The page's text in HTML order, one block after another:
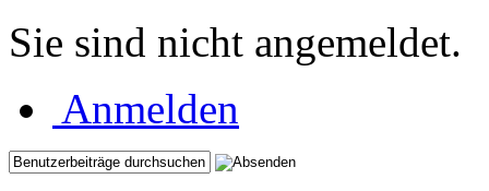
Sie sind nicht angemeldet.
Anmelden